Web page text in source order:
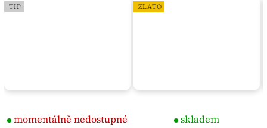
TIP
momentálně nedostupné
ZLATO
skladem